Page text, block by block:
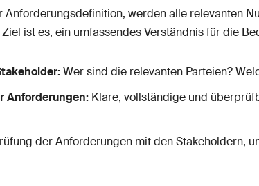
Anforderungsdefinition, werden alle relevanten
ist es, ein umfassendes Verständnis für die
Wer sind die relevanten Parteien?
Anforderungen: Klare, vollständige und
der Anforderungen mit den Stakeholdern,